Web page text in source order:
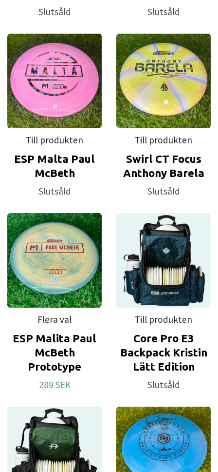
Slutsåld Slutsåld
Till produkten
ESP Malta Paul
McBeth
Slutsåld
Till produkten
Swirl CT Focus
Anthony Barela
Slutsåld
Flera val
ESP Malita Paul
McBeth
Prototype
289 SEK
Till produkten
Core Pro E3
Backpack Kristin
Lätt Edition
Slutsåld